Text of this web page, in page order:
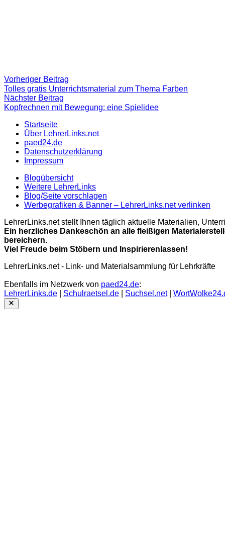
Beitragsnavigation
Vorheriger Beitrag
Beitrag:
Tolles gratis Unterrichtsmaterial zum Thema Farben
Nächster Beitrag
Beitrag
Kopfrechnen mit Bewegung: eine Spielidee
Startseite
Über LehrerLinks.net
paed24.de
Datenschutzerklärung
Impressum
Blogübersicht
Weitere LehrerLinks
Blog/Seite vorschlagen
Werbegrafiken & Banner – LehrerLinks.net verlinken
LehrerLinks.net stellt Ihnen täglich aktuelle Materialien,
Ein herzliches Dankeschön an alle fleißigen
bereichern.
Viel Freude beim Stöbern und Inspirierenlassen!
LehrerLinks.net - Link- und Materialsammlung für Lehrkräfte
Ebenfalls im Netzwerk von paed24.de:
LehrerLinks.de
Schulraetsel.de Suchsel.net|
Close